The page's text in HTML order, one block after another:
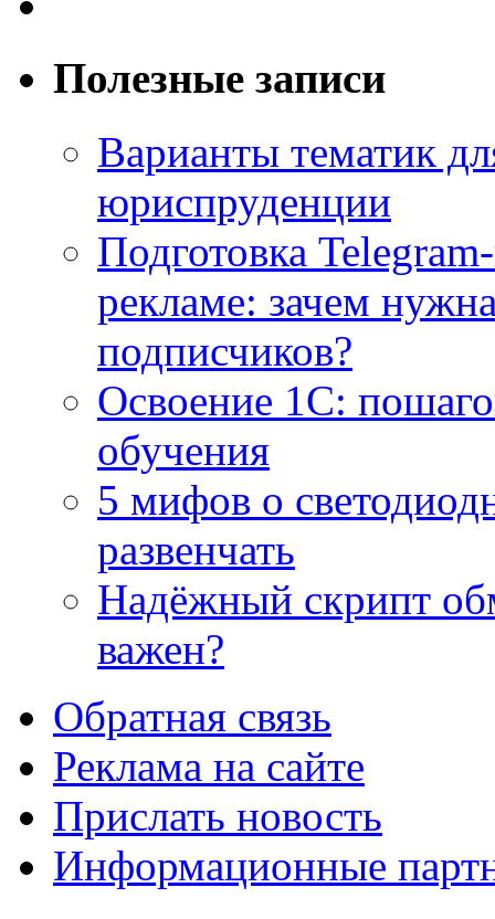
Полезные записи
Варианты тематик
юриспруденции
Подготовка
рекламе: зачем
подписчиков?
Освоение 1С:
обучения
5 мифов о
развенчать
Надёжный скрипт
важен?
Обратная связь
Реклама на сайте
Прислать новость
Информационные